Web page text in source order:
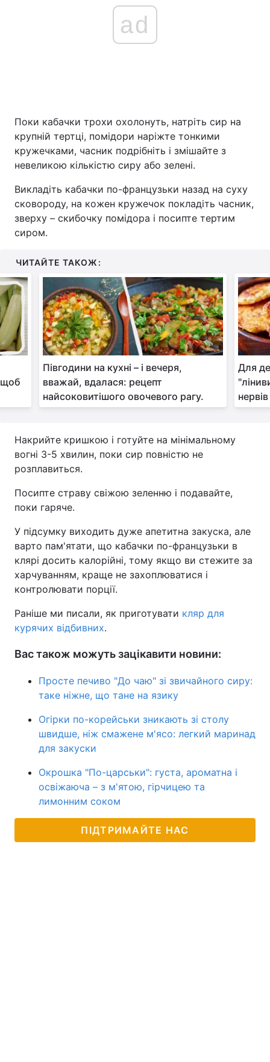
ad
Поки кабачки трохи охолонуть, натріть сир на
крупній тертці, помідори наріжте тонкими
кружечками, часник подрібніть і змішайте з
невеликою кількістю сиру або зелені.
Викладіть кабачки по-французьки назад на суху
сковороду, на кожен кружечок покладіть часник,
зверху – скибочку помідора і посипте тертим
сиром.
ЧИТАЙТЕ ТАКОЖ:
щоб
Півгодини на кухні – і вечеря,
вважай, вдалася: рецепт
найсоковитішого овочевого рагу.
Для
нервів
Накрийте кришкою і готуйте на мінімальному
вогні 3-5 хвилин, поки сир повністю не
розплавиться.
Посипте страву свіжою зеленню і подавайте,
поки гаряче.
У підсумку виходить дуже апетитна закуска, але
варто пам'ятати, що кабачки по-французьки в
клярі досить калорійні, тому якщо ви стежите за
харчуванням, краще не захоплюватися і
контролювати порції.
Раніше ми писали, як приготувати кляр для
курячих відбивних.
Вас також можуть зацікавити новини:
Просте печиво "До чаю" зі звичайного сиру:
таке ніжне, що тане на язику
Огірки по-корейськи зникають зі столу
швидше, ніж смажене м'ясо: легкий маринад
для закуски
Окрошка "По-царськи": густа, ароматна і
освіжаюча – з м'ятою, гірчицею та
лимонним соком
ПІДТРИМАЙТЕ НАС